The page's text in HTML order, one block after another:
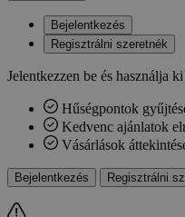
Bejelentkezés
Regisztrálni szeretnék
Jelentkezzen be és használja
Hűségpontok
Kedvenc ajánlatok
Vásárlások
Bejelentkezés Regisztrálni